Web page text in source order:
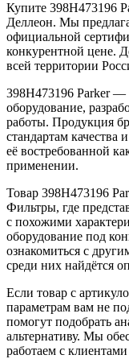
Купите 398H473196
Деллеон. Мы
официальной
конкурентной цене.
всей территории
398H473196 Parker —
оборудование,
работы. Продукция
стандартам качества
её востребованной
применении.
Товар 398H473196
Фильтры, где
с похожими
оборудование под
ознакомиться с
среди них найдётся
Если товар с
параметрам вам не
помогут подобрать
альтернативу. Мы
работаем с